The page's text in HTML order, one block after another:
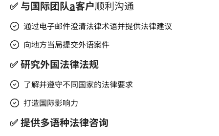
✅ 与国际团队a客户顺利沟通
通过电子邮件澄清法律术语并提供法律建议
向地方当局提交外语案件
✅ 研究外国法律法规
了解并遵守不同国家的法律要求
打造国际影响力
✅ 提供多语种法律咨询